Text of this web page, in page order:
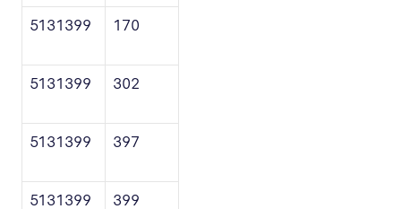
5131399 170
5131399 302
5131399 397
5131399 399